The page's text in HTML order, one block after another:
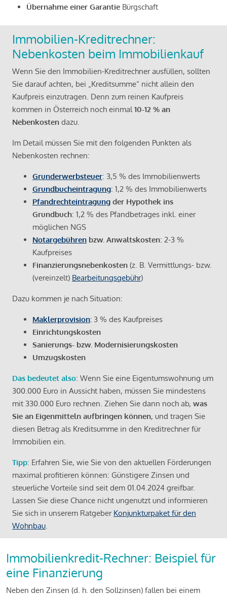
Übernahme einer Garantie Bürgschaft
Immobilien-Kreditrechner:
Nebenkosten beim Immobilienkauf
Wenn Sie den Immobilien-Kreditrechner ausfüllen, sollten
Sie darauf achten, bei „Kreditsumme“ nicht allein den
Kaufpreis einzutragen. Denn zum reinen Kaufpreis
kommen in Österreich noch einmal10-12 % an
Nebenkosten dazu.
Im Detail müssen Sie mit den folgenden Punkten als
Nebenkosten rechnen:
Grunderwerbsteuer: 3,5 % des Immobilienwerts
Grundbucheintragung: 1,2 % des Immobilienwerts
Pfandrechteintragung der Hypothek ins
Grundbuch: 1,2 % des Pfandbetrages inkl. einer
möglichen NGS
Notargebühren bzw. Anwaltskosten: 2-3 %
Kaufpreises
Finanzierungsnebenkosten (z. B. Vermittlungs- bzw.
(vereinzelt) Bearbeitungsgebühr)
Dazu kommen je nach Situation:
Maklerprovision: 3 % des Kaufpreises
Einrichtungskosten
Sanierungs- bzw. Modernisierungskosten
Umzugskosten
Das bedeutet also: Wenn Sie eine Eigentumswohnung um
300.000 Euro in Aussicht haben, müssen Sie mindestens
mit 330.000 Euro rechnen. Ziehen Sie dann noch ab, was
Sie an Eigenmitteln aufbringen können, und tragen Sie
diesen Betrag als Kreditsumme in den Kreditrechner für
Immobilien ein.
Tipp: Erfahren Sie, wie Sie von den aktuellen Förderungen
maximal profitieren können: Günstigere Zinsen und
steuerliche Vorteile sind seit dem 01.04.2024 greifbar.
Lassen Sie diese Chance nicht ungenutzt und informieren
Sie sich in unserem Ratgeber Konjunkturpaket für den
Wohnbau.
Immobilienkredit-Rechner: Beispiel für
eine Finanzierung
Neben den Zinsen (d. h. den Sollzinsen) fallen bei einem